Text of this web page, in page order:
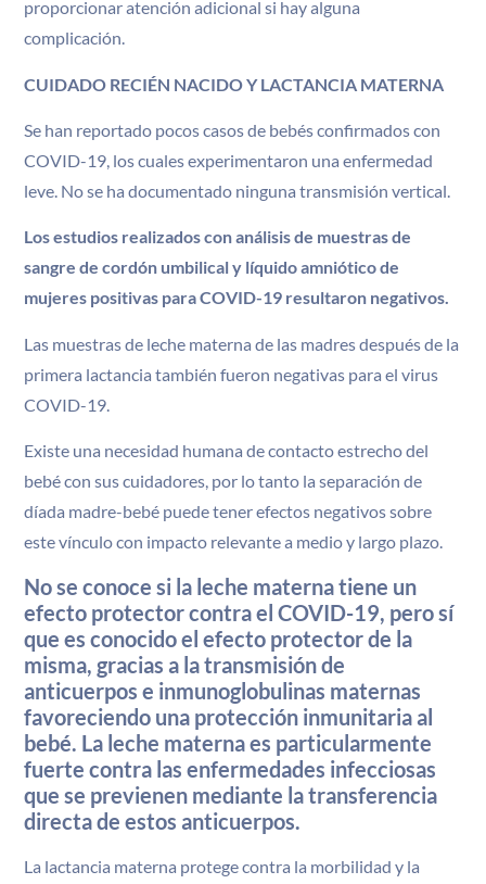
proporcionar atención adicional si hay alguna
complicación.
CUIDADO RECIÉN NACIDO Y LACTANCIA MATERNA
Se han reportado pocos casos de bebés confirmados con
COVID-19, los cuales experimentaron una enfermedad
leve. No se ha documentado ninguna transmisión vertical.
Los estudios realizados con análisis de muestras de
sangre de cordón umbilical y líquido amniótico de
mujeres positivas para COVID-19 resultaron negativos.
Las muestras de leche materna de las madres después de la
primera lactancia también fueron negativas para el virus
COVID-19.
Existe una necesidad humana de contacto estrecho del
bebé con sus cuidadores, por lo tanto la separación de
díada madre-bebé puede tener efectos negativos sobre
este vínculo con impacto relevante a medio y largo plazo.
No se conoce si la leche materna tiene un
efecto protector contra el COVID-19, pero sí
que es conocido el efecto protector de la
misma, gracias a la transmisión de
anticuerpos e inmunoglobulinas maternas
favoreciendo una protección inmunitaria al
bebé. La leche materna es particularmente
fuerte contra las enfermedades infecciosas
que se previenen mediante la transferencia
directa de estos anticuerpos.
La lactancia materna protege contra la morbilidad y la